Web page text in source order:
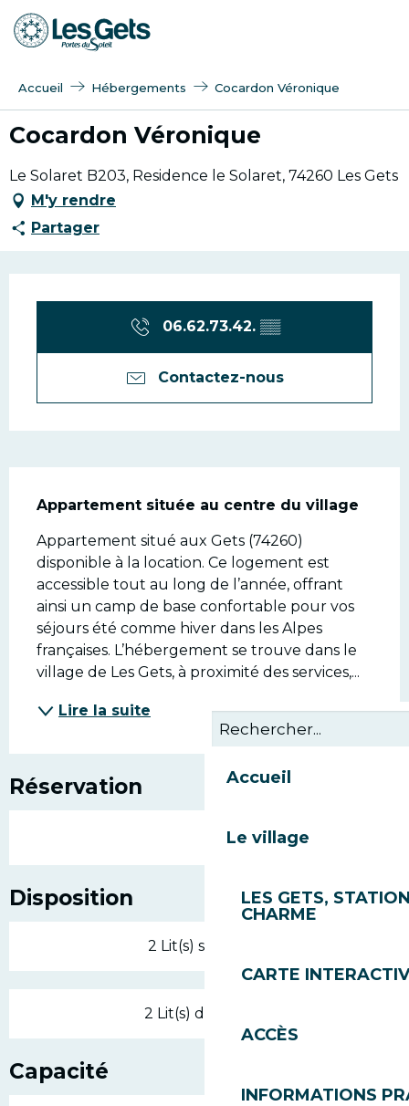
Aller
au
Accueil
Le village
LES GETS,
CHARME
CARTE
ACCÈS
INFORMATIONS
Accueil Hébergements Cocardon Véronique
Cocardon Véronique
Le Solaret B203, Residence le Solaret, 74260 Les Gets
M'y rendre
Partager
Ouverture et
06.62.73.42. ▒▒
Contactez-nous
Description
Appartement située au centre du village
Appartement situé aux Gets (74260)
disponible à la location. Ce logement est
accessible tout au long de l’année, offrant
ainsi un camp de base confortable pour vos
séjours été comme hiver dans les Alpes
françaises. L’hébergement se trouve dans le
village de Les Gets, à proximité des services,...
Lire la suite
Réservation
Disposition
2 Lit(s) simple(s)
2 Lit(s) double(s)
Capacité